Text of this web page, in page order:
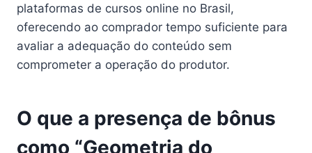
plataformas de cursos online no Brasil,
oferecendo ao comprador tempo suficiente para
avaliar a adequação do conteúdo sem
comprometer a operação do produtor.
O que a presença de bônus
como “Geometria do